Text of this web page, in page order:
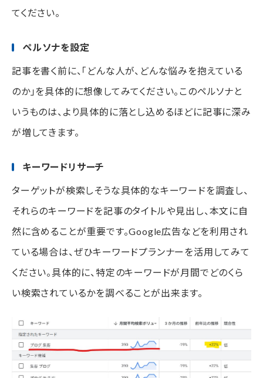
てください。
ペルソナを設定
記事を書く前に、「どんな人が、どんな悩みを抱えている
のか」を具体的に想像してみてください。このペルソナと
いうものは、より具体的に落とし込めるほどに記事に深み
が増してきます。
キーワードリサーチ
ターゲットが検索しそうな具体的なキーワードを調査し、
それらのキーワードを記事のタイトルや見出し、本文に自
然に含めることが重要です。Google広告などを利用され
ている場合は、ぜひキーワードプランナーを活用してみて
ください。具体的に、特定のキーワードが月間でどのくら
い検索されているかを調べることが出来ます。